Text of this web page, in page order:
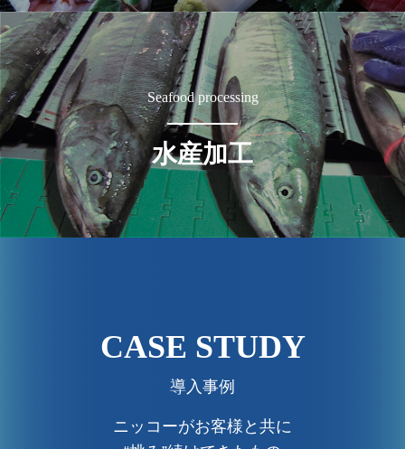
Seafood processing
水産加工
CASE STUDY
導入事例
ニッコーがお客様と共に